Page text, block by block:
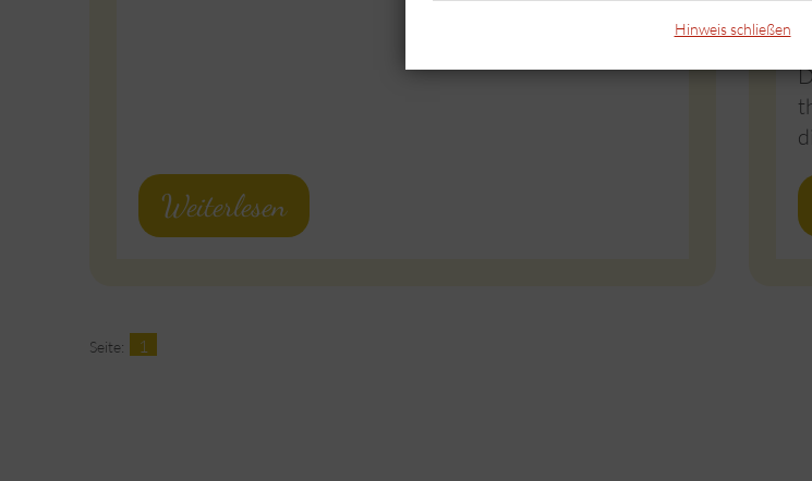
Weiterlesen
1
Hinweis schließen